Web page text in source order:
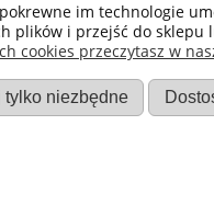
im technologie
plików i przejść do
cookies przeczytasz w
tylko niezbędne